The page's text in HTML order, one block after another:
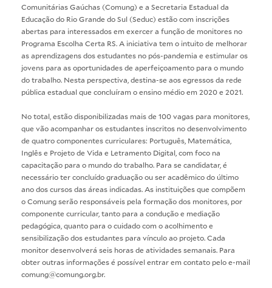
Comunitárias Gaúchas (Comung) e a Secretaria Estadual da
Educação do Rio Grande do Sul (Seduc) estão com inscrições
abertas para interessados em exercer a função de monitores no
Programa Escolha Certa RS. A iniciativa tem o intuito de melhorar
as aprendizagens dos estudantes no pós-pandemia e estimular os
jovens para as oportunidades de aperfeiçoamento para o mundo
do trabalho. Nesta perspectiva, destina-se aos egressos da rede
pública estadual que concluíram o ensino médio em 2020 e 2021.
No total, estão disponibilizadas mais de 100 vagas para monitores,
que vão acompanhar os estudantes inscritos no desenvolvimento
de quatro componentes curriculares: Português, Matemática,
Inglês e Projeto de Vida e Letramento Digital, com foco na
capacitação para o mundo do trabalho. Para se candidatar, é
necessário ter concluído graduação ou ser acadêmico do último
ano dos cursos das áreas indicadas. As instituições que compõem
o Comung serão responsáveis pela formação dos monitores, por
componente curricular, tanto para a condução e mediação
pedagógica, quanto para o cuidado com o acolhimento e
sensibilização dos estudantes para vínculo ao projeto. Cada
monitor desenvolverá seis horas de atividades semanais. Para
obter outras informações é possível entrar em contato pelo e-mail
comung@comung.org.br.